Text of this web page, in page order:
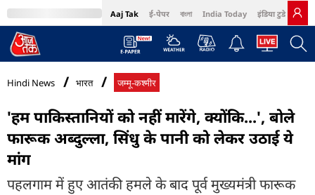
Aaj Tak ई-पेपर বাংলা India Today इंडिया टुडे हिंदी
MumbaiTak Cosmopolitan Harper's Bazaar Northeast
Hindi News भारत जम्मू-कश्मीर
'हम पाकिस्तानियों को नहीं मारेंगे, क्योंकि...', बोले
फारूक अब्दुल्ला, सिंधु के पानी को लेकर उठाई ये
मांग
पहलगाम में हुए आतंकी हमले के बाद पूर्व मुख्यमंत्री फारूक